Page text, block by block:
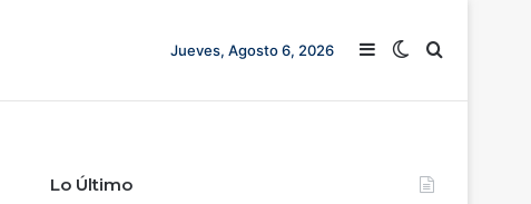
Jueves, Agosto 6, 2026 Barra lateral
Switch skin
Buscar
Lo Último